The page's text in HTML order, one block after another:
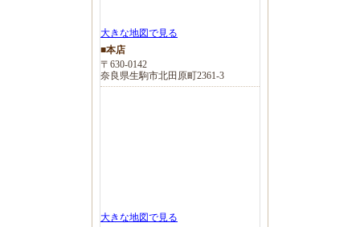
大きな地図で見る
■本店
〒630-0142
奈良県生駒市北田原町2361-3
大きな地図で見る